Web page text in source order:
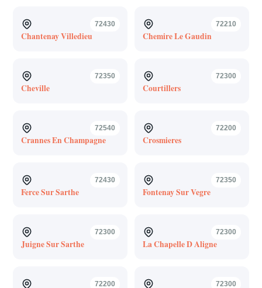
72430
Chantenay Villedieu
72210
Chemire Le Gaudin
72350
Cheville
72300
Courtillers
72540
Crannes En Champagne
72200
Crosmieres
72430
Ferce Sur Sarthe
72350
Fontenay Sur Vegre
72300
Juigne Sur Sarthe
72300
La Chapelle D Aligne
72200 72300